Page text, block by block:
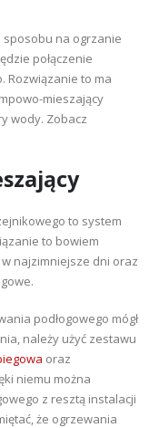
na ogrzanie
połączenie
Rozwiązanie to ma
mieszający
wody. Zobacz
to system
to bowiem
najzimniejsze dni oraz
podłogowego mógł
należy użyć zestawu
oraz
niemu można
z resztą instalacji
że ogrzewania